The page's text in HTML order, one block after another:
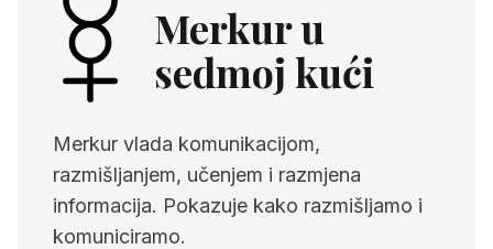
Merkur u
sedmoj kući
Merkur vlada komunikacijom,
razmišljanjem, učenjem i razmjena
informacija. Pokazuje kako razmišljamo i
komuniciramo.